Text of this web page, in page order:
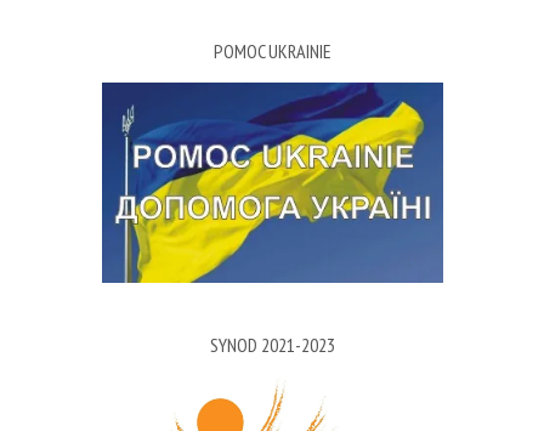
POMOC UKRAINIE
SYNOD 2021-2023